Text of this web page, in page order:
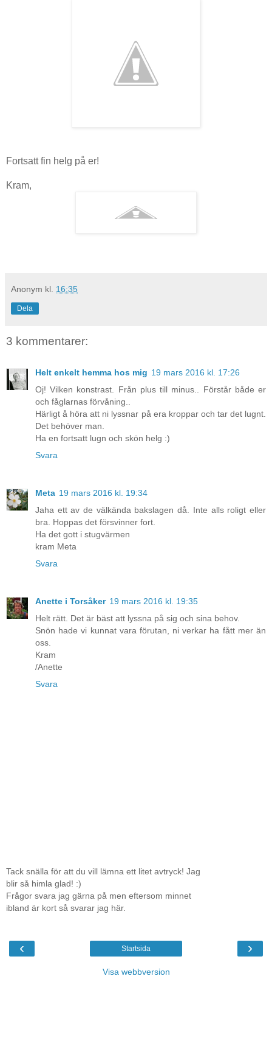
Fortsatt fin helg på er!
Kram,
Anonym kl. 16:35
Dela
3 kommentarer:
Helt enkelt hemma hos mig 19 mars 2016 kl. 17:26
Oj! Vilken konstrast. Från plus till minus.. Förstår både er
och fåglarnas förvåning..
Härligt å höra att ni lyssnar på era kroppar och tar det lugnt.
Det behöver man.
Ha en fortsatt lugn och skön helg :)
Svara
Meta 19 mars 2016 kl. 19:34
Jaha ett av de välkända bakslagen då. Inte alls roligt eller
bra. Hoppas det försvinner fort.
Ha det gott i stugvärmen
kram Meta
Svara
Anette i Torsåker 19 mars 2016 kl. 19:35
Helt rätt. Det är bäst att lyssna på sig och sina behov.
Snön hade vi kunnat vara förutan, ni verkar ha fått mer än
oss.
Kram
/Anette
Svara
Tack snälla för att du vill lämna ett litet avtryck! Jag
blir så himla glad! :)
Frågor svara jag gärna på men eftersom minnet
ibland är kort så svarar jag här.
‹ ›
Startsida
Visa webbversion